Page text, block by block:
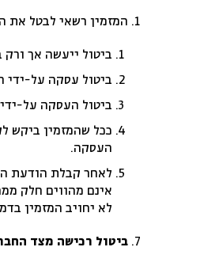
המזמין רשאי לבטל את
ביטול ייעשה אך
ביטול עסקה על-ידי
ביטול העסקה על-
ככל שהמזמין ביקש
העסקה.
אינם מהווים חלק
לא יחויב המזמין
ביטול רכישה מצד